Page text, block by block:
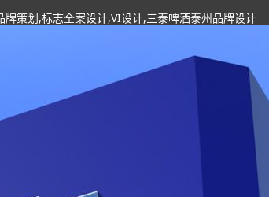
牌策划,标志全案设计,VI设计,三泰啤酒泰州品牌设计